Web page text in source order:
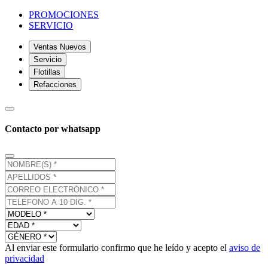
PROMOCIONES
SERVICIO
Ventas Nuevos
Servicio
Flotillas
Refacciones
Contacto por whatsapp
Al enviar este formulario confirmo que he leído y acepto el aviso de
privacidad